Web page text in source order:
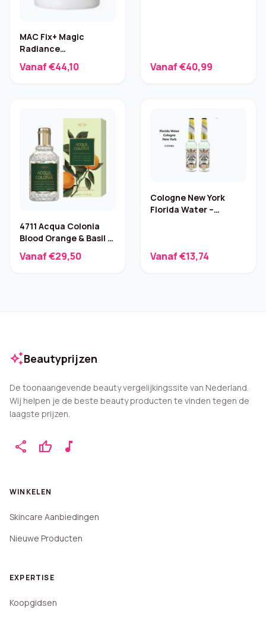
MAC Fix+ Magic
Radiance
Vanaf €44,10 Vanaf €40,99
4711 Acqua Colonia
Blood Orange & Basil –
50 ml
Vanaf €29,50
Cologne New York
Florida Water –
Vanaf €13,74
auto_awesomeBeautyprijzen
De toonaangevende beauty vergelijkingssite van Nederland.
Wij helpen je de beste beauty producten te vinden tegen de
laagste prijzen.
share thumb_up music_note
WINKELEN
Skincare Aanbiedingen
Nieuwe Producten
EXPERTISE
Koopgidsen